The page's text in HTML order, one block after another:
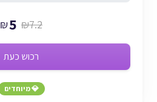
₪5 ₪7.2
רכוש כעת
💎 מיוחדים